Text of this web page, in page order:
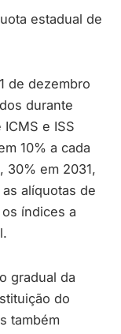
estadual de
de dezembro
durante
e ISS
10% a cada
30% em 2031,
alíquotas de
índices a
gradual da
do
também